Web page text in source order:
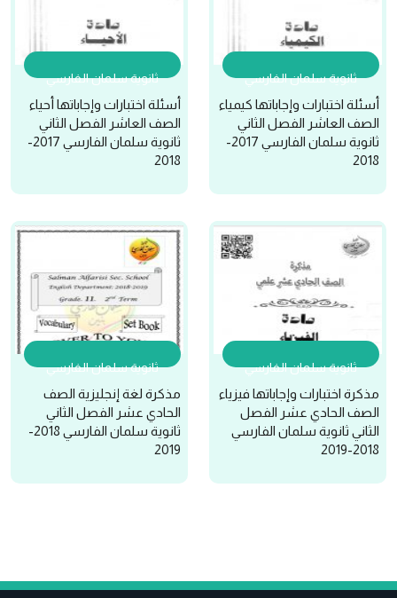
ثانوية سلمان الفارسي
أسئلة اختبارات وإجاباتها كيمياء
الصف العاشر الفصل الثاني
ثانوية سلمان الفارسي 2017-
2018
ثانوية سلمان الفارسي
أسئلة اختبارات وإجاباتها أحياء
الصف العاشر الفصل الثاني
ثانوية سلمان الفارسي 2017-
2018
ثانوية سلمان الفارسي
مذكرة اختبارات وإجاباتها فيزياء
الصف الحادي عشر الفصل
الثاني ثانوية سلمان الفارسي
2018-2019
ثانوية سلمان الفارسي
مذكرة لغة إنجليزية الصف
الحادي عشر الفصل الثاني
ثانوية سلمان الفارسي 2018-
2019